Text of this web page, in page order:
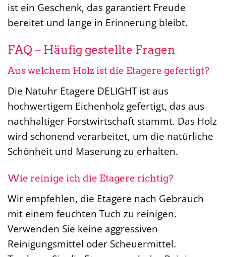
ist ein Geschenk, das garantiert Freude
bereitet und lange in Erinnerung bleibt.
FAQ – Häufig gestellte Fragen
Aus welchem Holz ist die Etagere gefertigt?
Die Natuhr Etagere DELIGHT ist aus
hochwertigem Eichenholz gefertigt, das aus
nachhaltiger Forstwirtschaft stammt. Das Holz
wird schonend verarbeitet, um die natürliche
Schönheit und Maserung zu erhalten.
Wie reinige ich die Etagere richtig?
Wir empfehlen, die Etagere nach Gebrauch
mit einem feuchten Tuch zu reinigen.
Verwenden Sie keine aggressiven
Reinigungsmittel oder Scheuermittel.